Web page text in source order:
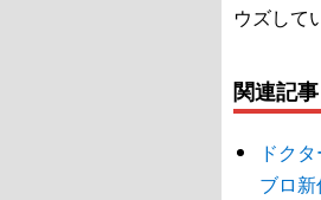
ウズして
関連記事
ドク
ブロ